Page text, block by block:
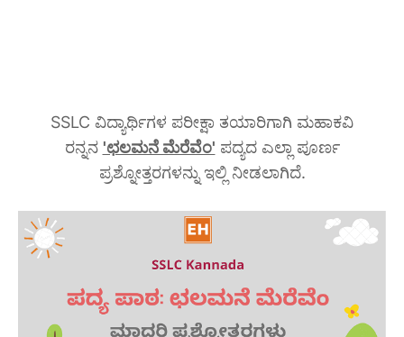
SSLC ವಿದ್ಯಾರ್ಥಿಗಳ ಪರೀಕ್ಷಾ ತಯಾರಿಗಾಗಿ ಮಹಾಕವಿ
ರನ್ನನ 'ಛಲಮನೆ ಮೆರೆವೆಂ' ಪದ್ಯದ ಎಲ್ಲಾ ಪೂರ್ಣ
ಪ್ರಶ್ನೋತ್ತರಗಳನ್ನು ಇಲ್ಲಿ ನೀಡಲಾಗಿದೆ.